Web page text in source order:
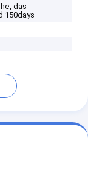
das
150days